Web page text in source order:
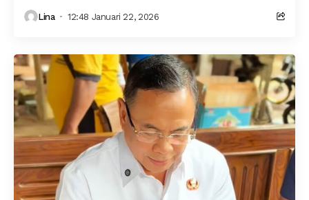
Lina 12:48 Januari 22, 2026